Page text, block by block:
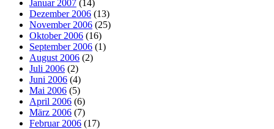
Januar 2007 (14)
Dezember 2006 (13)
November 2006 (25)
Oktober 2006 (16)
September 2006 (1)
August 2006 (2)
Juli 2006 (2)
Juni 2006 (4)
Mai 2006 (5)
April 2006 (6)
März 2006 (7)
Februar 2006 (17)